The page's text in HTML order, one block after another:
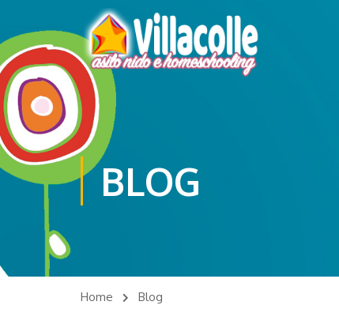
BLOG
Home Blog